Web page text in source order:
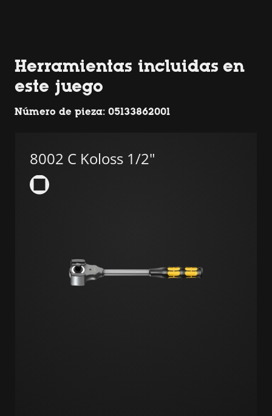
Herramientas incluidas en
este juego
Número de pieza: 05133862001
8002 C Koloss 1/2"